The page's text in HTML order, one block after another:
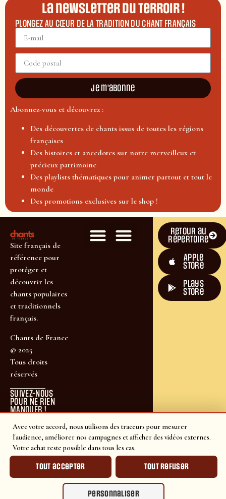
Avec votre accord, nous utilisons des traceurs pour mesurer
l'audience, améliorer nos campagnes et afficher des vidéos externes.
Votre achat reste possible dans tous les cas.
Tout accepter Tout refuser
Personnaliser
La newsletter du terroir !
PLONGEZ AU CŒUR DE LA TRADITION DU CHANT FRANÇAIS
Je m'abonne
Abonnez-vous et découvrez :
Des découvertes de chants issus de toutes les régions
françaises
Des histoires et anecdotes sur notre merveilleux et
précieux patrimoine
Des playlists thématiques pour animer partout et tout le
monde
Des promotions exclusives sur le shop !
Site français de
référence pour
protéger et
découvrir les
chants populaires
et traditionnels
français.
Chants de France
© 2025
Tous droits
réservés
SUIVEZ-NOUS
POUR NE RIEN
MANQUER !
Retour au
répertoire
Apple
Store
plays
store